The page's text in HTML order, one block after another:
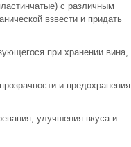
с различным
взвести и придать
при хранении вина,
и предохранения
улучшения вкуса и